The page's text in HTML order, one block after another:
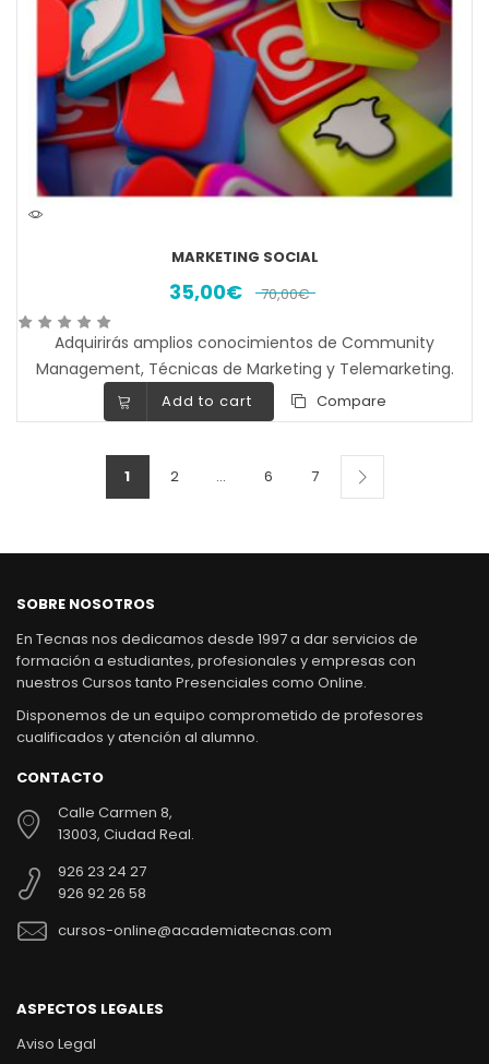
MARKETING SOCIAL
35,00€ 70,00€
Adquirirás amplios conocimientos de Community
Management, Técnicas de Marketing y Telemarketing.
Add to cart Compare
1 2 … 6 7
SOBRE NOSOTROS
En Tecnas nos dedicamos desde 1997 a dar servicios de
formación a estudiantes, profesionales y empresas con
nuestros Cursos tanto Presenciales como Online.
Disponemos de un equipo comprometido de profesores
cualificados y atención al alumno.
CONTACTO
Calle Carmen 8,
13003, Ciudad Real.
926 23 24 27
926 92 26 58
cursos-online@academiatecnas.com
ASPECTOS LEGALES
Aviso Legal